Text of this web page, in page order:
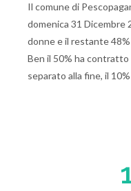
Il comune di
domenica 31 Dicembre
donne e il restante
Ben il 50% ha
separato alla fine, il